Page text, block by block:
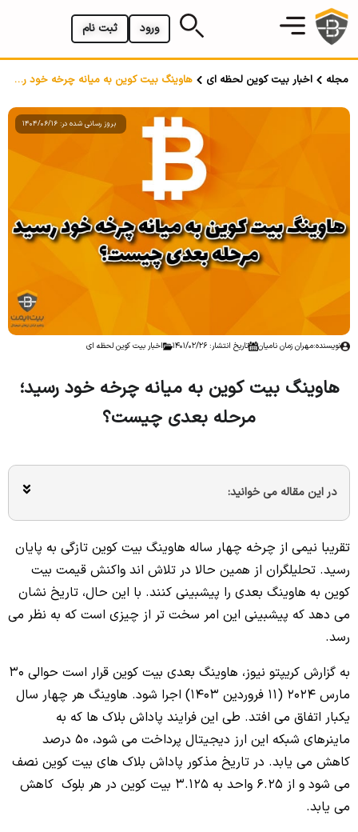
ثبت نام ورود
مجله اخبار بیت کوین لحظه ای هاوینگ بیت کوین به میانه چرخه خود رسید؛ مرحله بعدی چیست؟
بروز رسانی شده در: 1404/06/16
نویسنده:مهران زمان نامیان تاریخ انتشار: 1401/02/26 اخبار بیت کوین لحظه ای
هاوینگ بیت کوین به میانه چرخه خود رسید؛
مرحله بعدی چیست؟
در این مقاله می خوانید:
تقریبا نیمی از چرخه چهار ساله هاوینگ بیت کوین تازگی به پایان
رسید. تحلیلگران از همین حالا در تلاش‌ اند واکنش قیمت بیت
کوین به هاوینگ بعدی را پیشبینی کنند. با این حال، تاریخ نشان
می‌ دهد که پیشبینی این امر سخت تر از چیزی است که به نظر می‌
رسد.
به گزارش کریپتو نیوز، هاوینگ بعدی بیت کوین قرار است حوالی 30
مارس 2024 (11 فروردین 1403) اجرا شود. هاوینگ هر چهار سال
یکبار اتفاق می‌ افتد. طی این فرایند پاداش‌ بلاک‌ ها که به
ماینرهای شبکه این ارز دیجیتال پرداخت می‌ شود، 50 درصد
کاهش می‌ یابد. در تاریخ مذکور پاداش‌ بلاک‌ های بیت کوین نصف
می‌ شود و از 6.25 واحد به 3.125 بیت کوین در هر بلوک کاهش
می‌ یابد.